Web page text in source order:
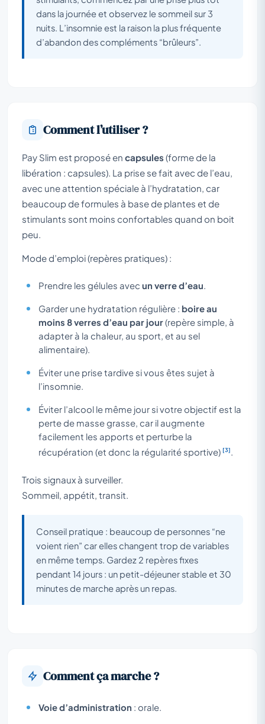
dans la journée et observez le sommeil sur 3
nuits. L’insomnie est la raison la plus fréquente
d’abandon des compléments “brûleurs”.
Comment l’utiliser ?
Pay Slim est proposé en capsules(forme de la
libération : capsules). La prise se fait avec de l’eau,
avec une attention spéciale à l’hydratation, car
beaucoup de formules à base de plantes et de
stimulants sont moins confortables quand on boit
peu.
Mode d’emploi (repères pratiques) :
Prendre les gélules avec un verre d’eau
Garder une hydratation régulière : boire au
moins 8 verres d’eau par jour(repère simple, à
adapter à la chaleur, au sport, et au sel
alimentaire).
Éviter une prise tardive si vous êtes sujet à
l’insomnie.
Éviter l’alcool le même jour si votre objectif est la
perte de masse grasse, car il augmente
facilement les apports et perturbe la
récupération (et donc la régularité sportive) [3]
Trois signaux à surveiller.
Sommeil, appétit, transit.
Conseil pratique : beaucoup de personnes “ne
voient rien” car elles changent trop de variables
en même temps. Gardez 2 repères fixes
pendant 14 jours : un petit-déjeuner stable et 30
minutes de marche après un repas.
Comment ça marche ?
Voie d’administration : orale.